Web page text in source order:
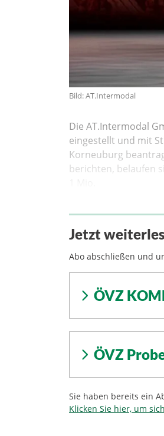
Bild: AT.Intermodal
Die AT.Intermodal
eingestellt und mit
Korneuburg
berichten, belaufen
Jetzt
Abo abschließen und
ÖVZ
ÖVZ
Sie haben bereits ein
Klicken Sie hier, um